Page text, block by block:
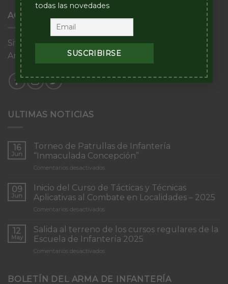
todas las novedades
ACERCA DE ESTE SITIO
Sitio Web del Arma de Infantería del Ejército
Argentino
ULTIMAS NOTICIAS
16
Jun
Torneo de Patrullas de Infantería
“Inmaculada Concepción”
Comentarios desactivados
Patrullas
de
Infantería
Concepción”
09
Jun
Inicio del Curso de Tácticas y Técnicas
Aplicativas al Combate en Localidades – 2025
Comentarios desactivados
del
Curso
de
Tácticas
Aplicativas
12
May
Salida al terreno de los cursos regulares de la
Escuela de Infantería 2025
Comentarios desactivados
terreno
BOLETÍN DEL ARMA DE INFANTERÍA